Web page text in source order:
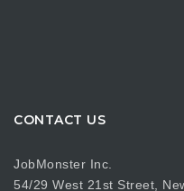
CONTACT US
JobMonster Inc.
54/29 West 21st Street,